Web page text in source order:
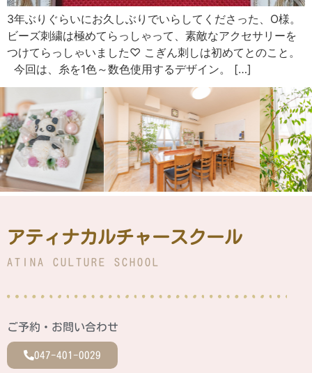
3年ぶりぐらいにお久しぶりでいらしてくださった、O様。
ビーズ刺繍は極めてらっしゃって、素敵なアクセサリーを
つけてらっしゃいました♡ こぎん刺しは初めてとのこと。
今回は、糸を1色～数色使用するデザイン。 […]
アティナカルチャースクール
ATINA CULTURE SCHOOL
ご予約・お問い合わせ
047-401-0029